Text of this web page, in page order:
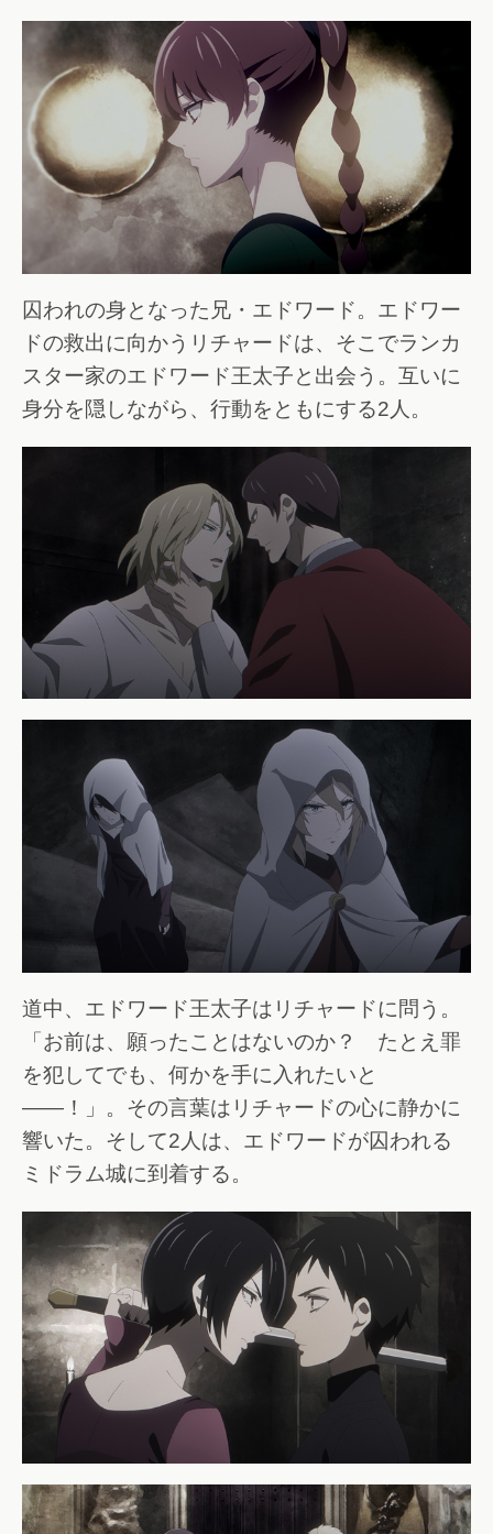
囚われの身となった兄・エドワード。エドワー
ドの救出に向かうリチャードは、そこでランカ
スター家のエドワード王太子と出会う。互いに
身分を隠しながら、行動をともにする2人。
道中、エドワード王太子はリチャードに問う。
「お前は、願ったことはないのか？ たとえ罪
を犯してでも、何かを手に入れたいと
――！」。その言葉はリチャードの心に静かに
響いた。そして2人は、エドワードが囚われる
ミドラム城に到着する。